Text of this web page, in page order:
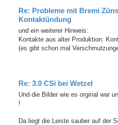
Re: Probleme mit Bremi
Kontaktündung
und ein weiterer Hinweis:
Kontakte aus alter Produktion:
(es gibt schon mal
Re: 3.0 CSi bei Wetzel
Und die Bilder wie es orginal war
!
Da liegt die Leiste sauber auf der